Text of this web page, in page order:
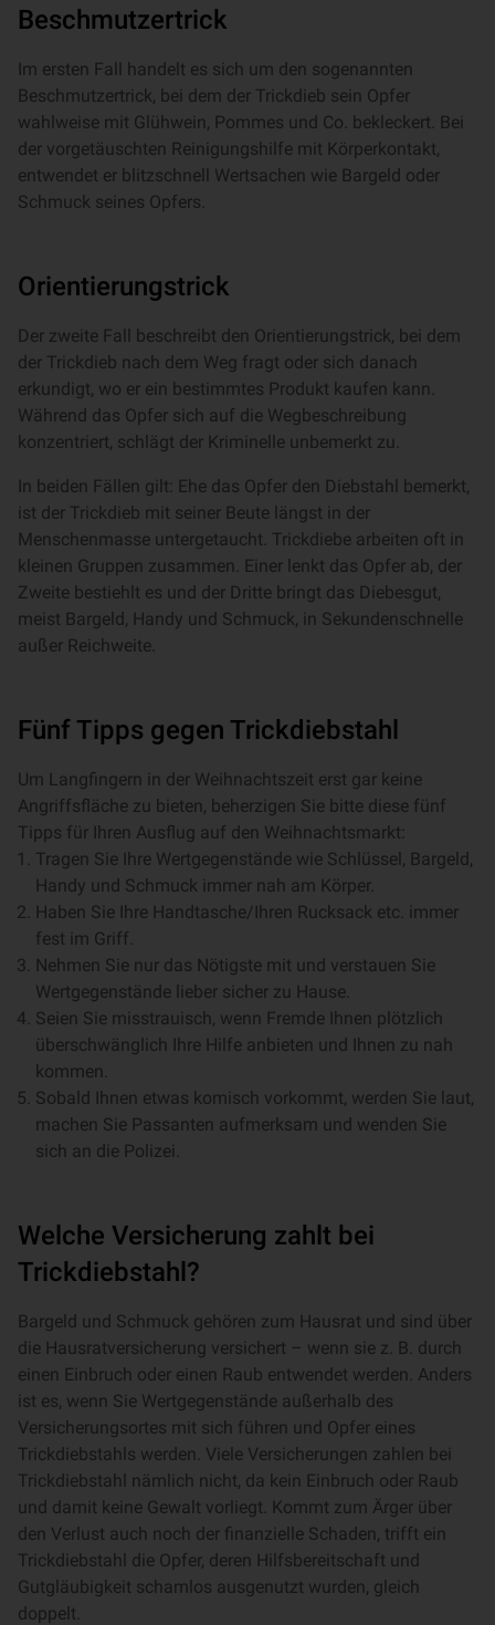
Beschmutzertrick
Im ersten Fall handelt es sich um den sogenannten
Beschmutzertrick, bei dem der Trickdieb sein Opfer
wahlweise mit Glühwein, Pommes und Co. bekleckert. Bei
der vorgetäuschten Reinigungshilfe mit Körperkontakt,
entwendet er blitzschnell Wertsachen wie Bargeld oder
Schmuck seines Opfers.
Orientierungstrick
Der zweite Fall beschreibt den Orientierungstrick, bei dem
der Trickdieb nach dem Weg fragt oder sich danach
erkundigt, wo er ein bestimmtes Produkt kaufen kann.
Während das Opfer sich auf die Wegbeschreibung
konzentriert, schlägt der Kriminelle unbemerkt zu.
In beiden Fällen gilt: Ehe das Opfer den Diebstahl bemerkt,
ist der Trickdieb mit seiner Beute längst in der
Menschenmasse untergetaucht. Trickdiebe arbeiten oft in
kleinen Gruppen zusammen. Einer lenkt das Opfer ab, der
Zweite bestiehlt es und der Dritte bringt das Diebesgut,
meist Bargeld, Handy und Schmuck, in Sekundenschnelle
außer Reichweite.
Fünf Tipps gegen Trickdiebstahl
Um Langfingern in der Weihnachtszeit erst gar keine
Angriffsfläche zu bieten, beherzigen Sie bitte diese fünf
Tipps für Ihren Ausflug auf den Weihnachtsmarkt:
Tragen Sie Ihre Wertgegenstände wie Schlüssel, Bargeld,
Handy und Schmuck immer nah am Körper.
Haben Sie Ihre Handtasche/Ihren Rucksack etc. immer
fest im Griff.
Nehmen Sie nur das Nötigste mit und verstauen Sie
Wertgegenstände lieber sicher zu Hause.
Seien Sie misstrauisch, wenn Fremde Ihnen plötzlich
überschwänglich Ihre Hilfe anbieten und Ihnen zu nah
kommen.
Sobald Ihnen etwas komisch vorkommt, werden Sie laut,
machen Sie Passanten aufmerksam und wenden Sie
sich an die Polizei.
Welche Versicherung zahlt bei
Trickdiebstahl?
Bargeld und Schmuck gehören zum Hausrat und sind über
die Hausratversicherung versichert – wenn sie z. B. durch
einen Einbruch oder einen Raub entwendet werden. Anders
ist es, wenn Sie Wertgegenstände außerhalb des
Versicherungsortes mit sich führen und Opfer eines
Trickdiebstahls werden. Viele Versicherungen zahlen bei
Trickdiebstahl nämlich nicht, da kein Einbruch oder Raub
und damit keine Gewalt vorliegt. Kommt zum Ärger über
den Verlust auch noch der finanzielle Schaden, trifft ein
Trickdiebstahl die Opfer, deren Hilfsbereitschaft und
Gutgläubigkeit schamlos ausgenutzt wurden, gleich
doppelt.